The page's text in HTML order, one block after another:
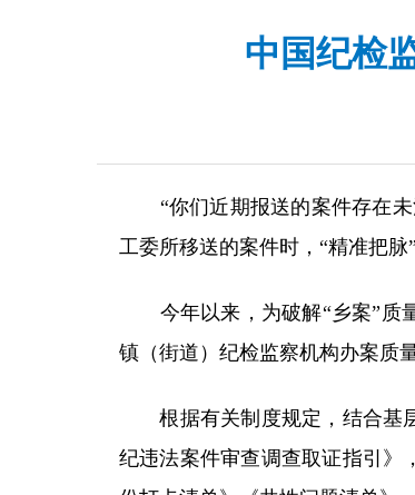
中国纪检
“你们近期报送的案件存在未
工委所移送的案件时，“精准把脉
今年以来，为破解“乡案”质量
镇（街道）纪检监察机构办案质量
根据有关制度规定，结合基层
纪违法案件审查调查取证指引》